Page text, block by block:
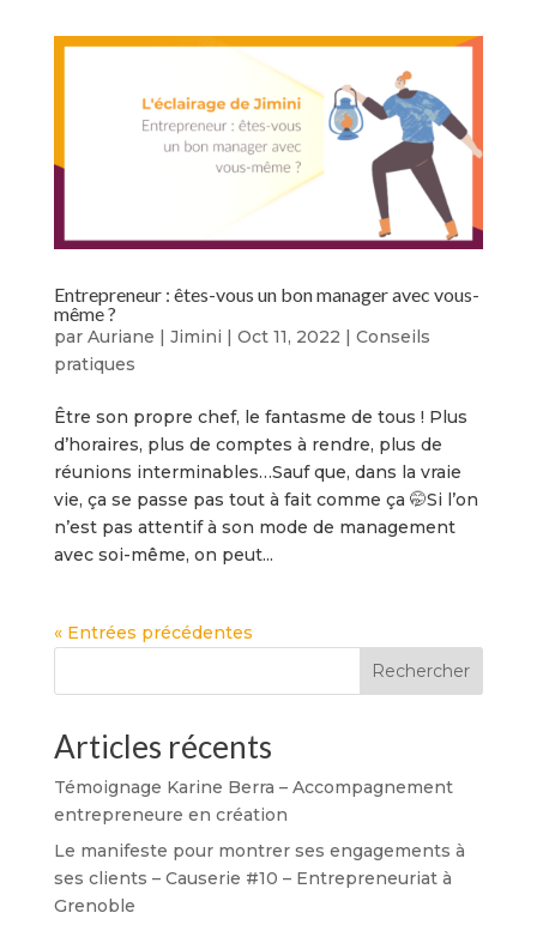
Entrepreneur : êtes-vous un bon manager avec vous-
même ?
par Auriane | Jimini | Oct 11, 2022 | Conseils
pratiques
Être son propre chef, le fantasme de tous ! Plus
d’horaires, plus de comptes à rendre, plus de
réunions interminables…Sauf que, dans la vraie
vie, ça se passe pas tout à fait comme ça 🤭Si l’on
n’est pas attentif à son mode de management
avec soi-même, on peut...
« Entrées précédentes
Rechercher
Articles récents
Témoignage Karine Berra – Accompagnement
entrepreneure en création
Le manifeste pour montrer ses engagements à
ses clients – Causerie #10 – Entrepreneuriat à
Grenoble